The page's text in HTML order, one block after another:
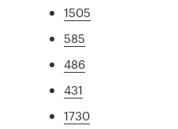
1505
585
486
431
1730